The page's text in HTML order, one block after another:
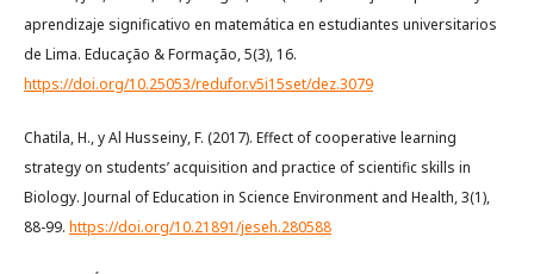
aprendizaje significativo en matemática en estudiantes universitarios
de Lima. Educação & Formação, 5(3), 16.
https://doi.org/10.25053/redufor.v5i15set/dez.3079
Chatila, H., y Al Husseiny, F. (2017). Effect of cooperative learning
strategy on students’ acquisition and practice of scientific skills in
Biology. Journal of Education in Science Environment and Health, 3(1),
88-99. https://doi.org/10.21891/jeseh.280588